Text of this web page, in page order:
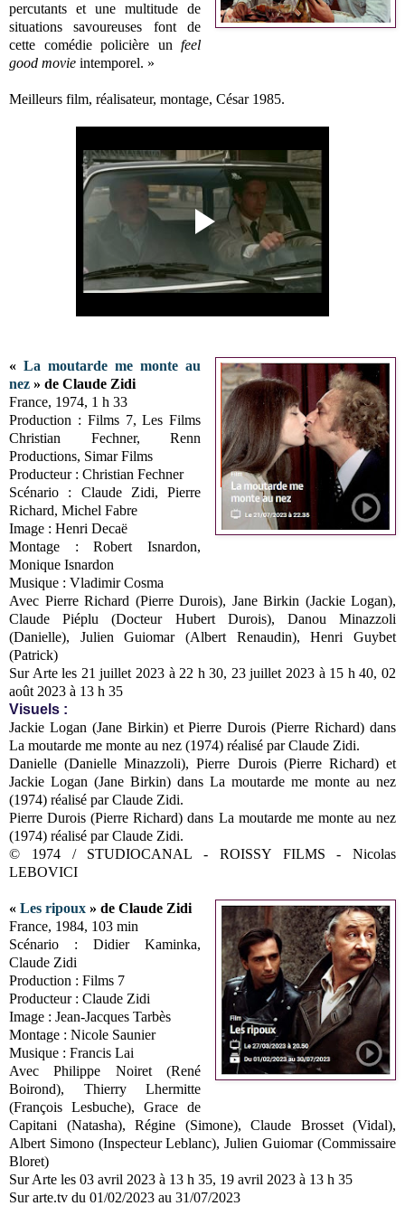
percutants et une multitude de
situations savoureuses font de
cette comédie policière unfeel
good movie intemporel. »
Meilleurs film, réalisateur, montage, César 1985.
«La moutarde me monte au
nez » de Claude Zidi
France, 1974, 1 h 33
Production : Films 7, Les Films
Christian Fechner, Renn
Productions, Simar Films
Producteur : Christian Fechner
Scénario : Claude Zidi, Pierre
Richard, Michel Fabre
Image : Henri Decaë
Montage : Robert Isnardon,
Monique Isnardon
Musique : Vladimir Cosma
Avec Pierre Richard (Pierre Durois), Jane Birkin (Jackie Logan),
Claude Piéplu (Docteur Hubert Durois), Danou Minazzoli
(Danielle), Julien Guiomar (Albert Renaudin), Henri Guybet
(Patrick)
Sur Arte les 21 juillet 2023 à 22 h 30, 23 juillet 2023 à 15 h 40, 02
août 2023 à 13 h 35
Visuels :
Jackie Logan (Jane Birkin) et Pierre Durois (Pierre Richard) dans
La moutarde me monte au nez (1974) réalisé par Claude Zidi.
Danielle (Danielle Minazzoli), Pierre Durois (Pierre Richard) et
Jackie Logan (Jane Birkin) dans La moutarde me monte au nez
(1974) réalisé par Claude Zidi.
Pierre Durois (Pierre Richard) dans La moutarde me monte au nez
(1974) réalisé par Claude Zidi.
© 1974 / STUDIOCANAL - ROISSY FILMS - Nicolas
LEBOVICI
« Les ripoux » de Claude Zidi
France, 1984, 103 min
Scénario : Didier Kaminka,
Claude Zidi
Production : Films 7
Producteur : Claude Zidi
Image : Jean-Jacques Tarbès
Montage : Nicole Saunier
Musique : Francis Lai
Avec Philippe Noiret (René
Boirond), Thierry Lhermitte
(François Lesbuche), Grace de
Capitani (Natasha), Régine (Simone), Claude Brosset (Vidal),
Albert Simono (Inspecteur Leblanc), Julien Guiomar (Commissaire
Bloret)
Sur Arte les 03 avril 2023 à 13 h 35, 19 avril 2023 à 13 h 35
Sur arte.tv du 01/02/2023 au 31/07/2023